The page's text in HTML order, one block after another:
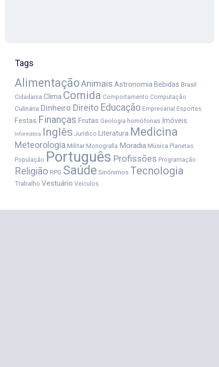
Tags
AlimentaçãoAnimais AstronomiaBebidas Brasil
Cidadania Clima Comida Comportamento Computação
Culinária Dinheiro Direito Educação Empresarial Esportes
Festas Finanças Frutas Geologia homófonas Imóveis
Informática Inglês Jurídico Literatura Medicina
MeteorologiaMilitar Monografia MoradiaMúsica Planetas
População Português Profissões Programação
Religião RPG SaúdeSinônimos Tecnologia
Trabalho Vestuário Veículos